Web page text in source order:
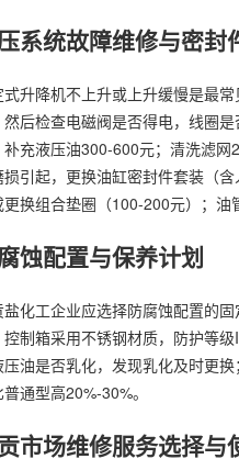
系统故障维修与密封
式升降机不上升或上升缓慢是最
然后检查电磁阀是否得电，线圈
补充液压油300-600元；清洗滤
损引起，更换油缸密封件套装（
更换组合垫圈（100-200元）；油
蚀配置与保养计划
盐化工企业应选择防腐蚀配置的
控制箱采用不锈钢材质，防护等
压油是否乳化，发现乳化及时更
通型高20%-30%。
市场维修服务选择与